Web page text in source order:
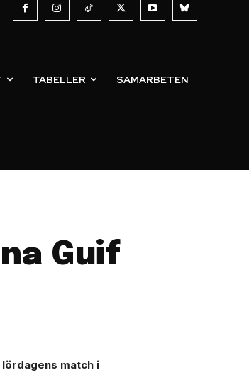
TABELLER SAMARBETEN
Guif
match i